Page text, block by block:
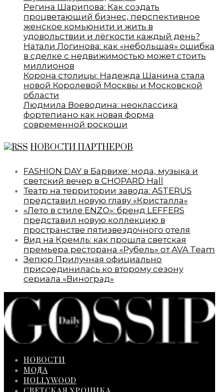
Регина Шарипова: Как создать
процветающий бизнес, перспективное
женское комьюнити и жить в
удовольствии и лёгкости каждый день?
Натали Логинова: как «небольшая» ошибка
в сделке с недвижимостью может стоить
миллионов
Корона столицы: Надежда Шанина стала
новой Королевой Москвы и Московской
области
Людмила Воеводина: неоклассика
фортепиано как новая форма
современной роскоши
НОВОСТИ ПАРТНЕРОВ
FASHION DAY в Барвихе: мода, музыка и
светский вечер в CHOPARD Hall
Театр на территории завода: ASTERUS
представил новую главу «Кристалла»
«Лето в стиле ENZO»: бренд LEFFERS
представил новую коллекцию в
пространстве пятизвездочного отеля
Вид на Кремль: как прошла светская
премьера ресторана «Рубель» от AVA Team
Зепюр Прилучная официально
присоединилась ко второму сезону
сериала «Виноград»
НОВОСТИ
МОДА
HOLLYWOOD